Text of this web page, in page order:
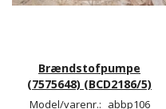
Brændstofpumpe
(7575648) (BCD2186/5)
Model/varenr.: abbp106